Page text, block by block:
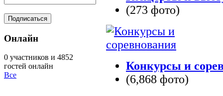
(273 фото)
Конкурсы и
(6,868 фото)
Онлайн
0 участников и 4852
гостей онлайн
Все